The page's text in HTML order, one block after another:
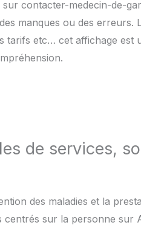
contacter-medecin-de-
manques ou des erreurs.
tarifs etc… cet affichage est
de services,
des maladies et la
centrés sur la personne sur